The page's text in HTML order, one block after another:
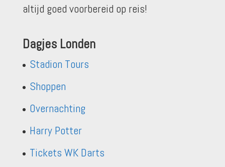
altijd goed voorbereid op reis!
Dagjes Londen
Stadion Tours
Shoppen
Overnachting
Harry Potter
Tickets WK Darts